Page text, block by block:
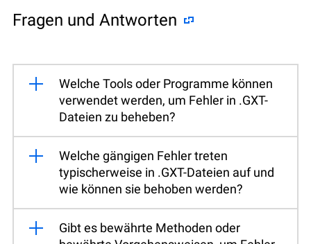
Fragen und Antworten
Welche Tools oder Programme können
verwendet werden, um Fehler in .GXT-
Dateien zu beheben?
Welche gängigen Fehler treten
typischerweise in .GXT-Dateien auf und
wie können sie behoben werden?
Gibt es bewährte Methoden oder